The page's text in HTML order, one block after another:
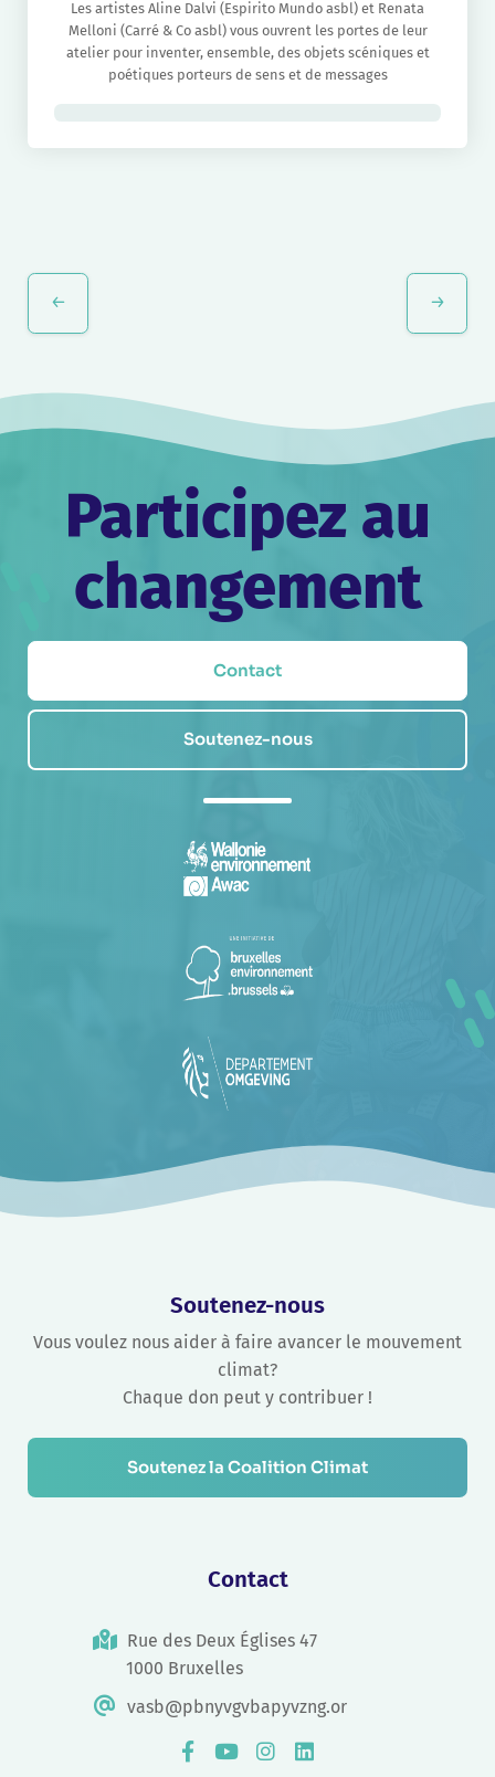
Les artistes Aline Dalvi (Espirito Mundo asbl) et Renata
Melloni (Carré & Co asbl) vous ouvrent les portes de leur
atelier pour inventer, ensemble, des objets scéniques et
poétiques porteurs de sens et de messages
Évènement
Participez au
changement
Contact
Soutenez-nous
Soutenez-nous
Vous voulez nous aider à faire avancer le mouvement
climat?
Chaque don peut y contribuer !
Soutenez la Coalition Climat
Contact
Rue des Deux Églises 47
1000 Bruxelles
vasb@pbnyvgvbapyvzng.or